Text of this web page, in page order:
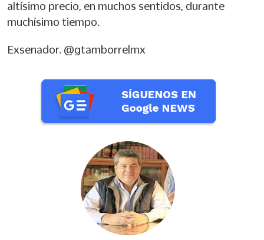
altísimo precio, en muchos sentidos, durante
muchísimo tiempo.
Exsenador. @gtamborrelmx